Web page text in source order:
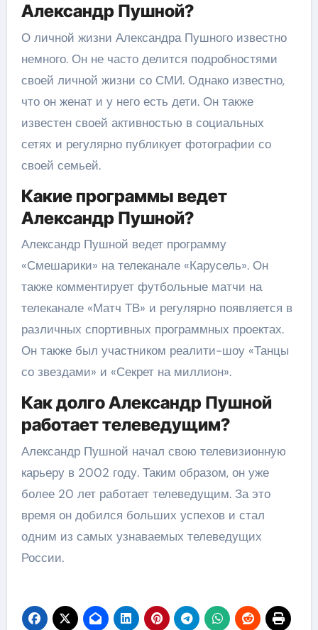
Александр Пушной?
О личной жизни Александра Пушного известно
немного. Он не часто делится подробностями
своей личной жизни со СМИ. Однако известно,
что он женат и у него есть дети. Он также
известен своей активностью в социальных
сетях и регулярно публикует фотографии со
своей семьей.
Какие программы ведет
Александр Пушной?
Александр Пушной ведет программу
«Смешарики» на телеканале «Карусель». Он
также комментирует футбольные матчи на
телеканале «Матч ТВ» и регулярно появляется в
различных спортивных программных проектах.
Он также был участником реалити-шоу «Танцы
со звездами» и «Секрет на миллион».
Как долго Александр Пушной
работает телеведущим?
Александр Пушной начал свою телевизионную
карьеру в 2002 году. Таким образом, он уже
более 20 лет работает телеведущим. За это
время он добился больших успехов и стал
одним из самых узнаваемых телеведущих
России.